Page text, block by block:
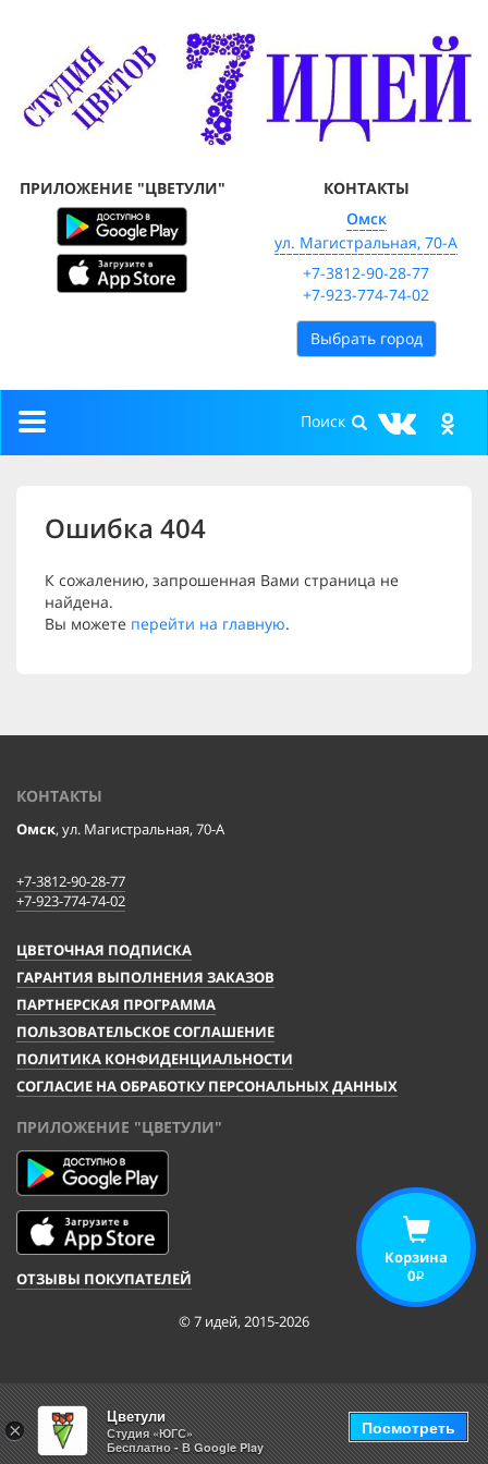
ПРИЛОЖЕНИЕ "ЦВЕТУЛИ"
КОНТАКТЫ
Омск
ул. Магистральная, 70-А
+7-3812-90-28-77
+7-923-774-74-02
Выбрать город
Toggle
Ошибка 404
К сожалению, запрошенная Вами страница не
найдена.
Вы можете перейти на главную.
КОНТАКТЫ
Омск, ул. Магистральная, 70-А
+7-3812-90-28-77
+7-923-774-74-02
ЦВЕТОЧНАЯ ПОДПИСКА
ГАРАНТИЯ ВЫПОЛНЕНИЯ ЗАКАЗОВ
ПАРТНЕРСКАЯ ПРОГРАММА
ПОЛЬЗОВАТЕЛЬСКОЕ СОГЛАШЕНИЕ
ПОЛИТИКА КОНФИДЕНЦИАЛЬНОСТИ
СОГЛАСИЕ НА ОБРАБОТКУ ПЕРСОНАЛЬНЫХ ДАННЫХ
ПРИЛОЖЕНИЕ "ЦВЕТУЛИ"
ОТЗЫВЫ ПОКУПАТЕЛЕЙ
© 7 идей, 2015-2026
Корзина
0i
×
Цветули
Студия «ЮГС»
Бесплатно - В Google Play
Посмотреть